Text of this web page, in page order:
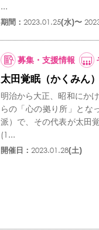
...
期間： 2023.01.25(水)〜
募集・支援情報
太田覚眠（かくみん
明治から大正、昭和にか
らの「心の拠り所」とな
派）で、その代表が太田
(1...
開催日： 2023.01.28(土)